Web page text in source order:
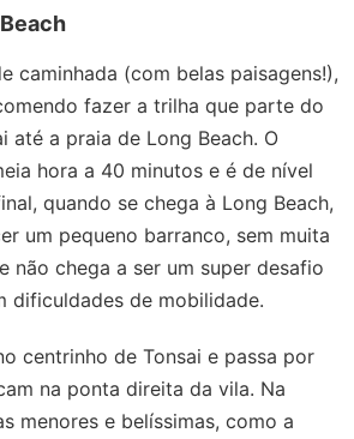
caminhada (com belas paisagens!),
fazer a trilha que parte do
até a praia de Long Beach. O
hora a 40 minutos e é de nível
quando se chega à Long Beach,
um pequeno barranco, sem muita
não chega a ser um super desafio
dificuldades de mobilidade.
centrinho de Tonsai e passa por
na ponta direita da vila. Na
menores e belíssimas, como a